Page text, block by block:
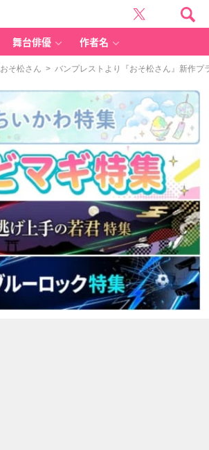
舞台俳優 作者名
おそ松さん > バンプレストより『おそ松さん』新作プ